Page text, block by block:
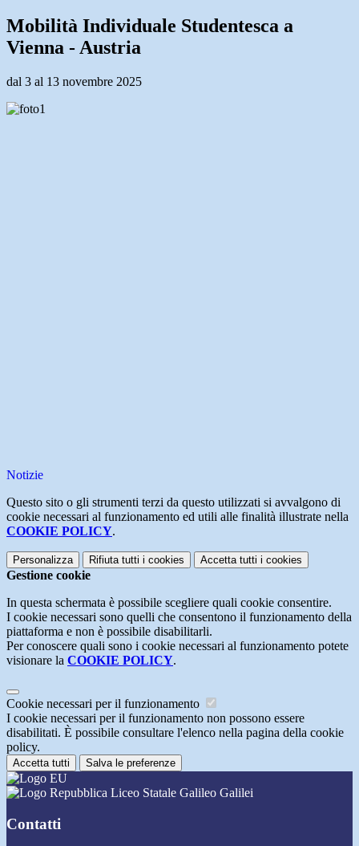
Mobilità Individuale Studentesca a
Vienna - Austria
dal 3 al 13 novembre 2025
Notizie
Questo sito o gli strumenti terzi da questo utilizzati si avvalgono di
cookie necessari al funzionamento ed utili alle finalità illustrate nella
COOKIE POLICY.
Personalizza Rifiuta tutti i cookies Accetta tutti i cookies
Gestione cookie
In questa schermata è possibile scegliere quali cookie consentire.
I cookie necessari sono quelli che consentono il funzionamento della
piattaforma e non è possibile disabilitarli.
Per conoscere quali sono i cookie necessari al funzionamento potete
visionare la COOKIE POLICY.
Cookie necessari per il funzionamento
I cookie necessari per il funzionamento non possono essere
disabilitati. È possibile consultare l'elenco nella pagina della cookie
policy.
Accetta tutti Salva le preferenze
Liceo Statale Galileo Galilei
Contatti